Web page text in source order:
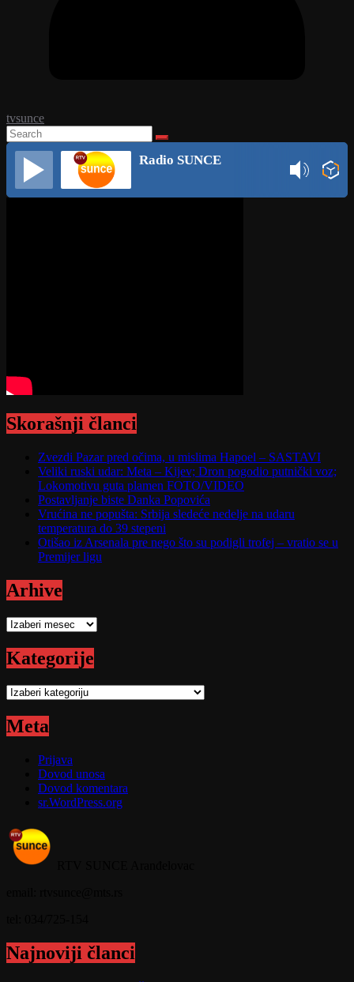
tvsunce
Radio SUNCE
Skorašnji članci
Zvezdi Pazar pred očima, u mislima Hapoel – SASTAVI
Veliki ruski udar: Meta – Kijev; Dron pogodio putnički voz;
Lokomotivu guta plamen FOTO/VIDEO
Postavljanje biste Danka Popovića
Vrućina ne popušta: Srbija sledeće nedelje na udaru
temperatura do 39 stepeni
Otišao iz Arsenala pre nego što su podigli trofej – vratio se u
Premijer ligu
Arhive
Arhive
Kategorije
Kategorije
Meta
Prijava
Dovod unosa
Dovod komentara
sr.WordPress.org
Najnoviji članci